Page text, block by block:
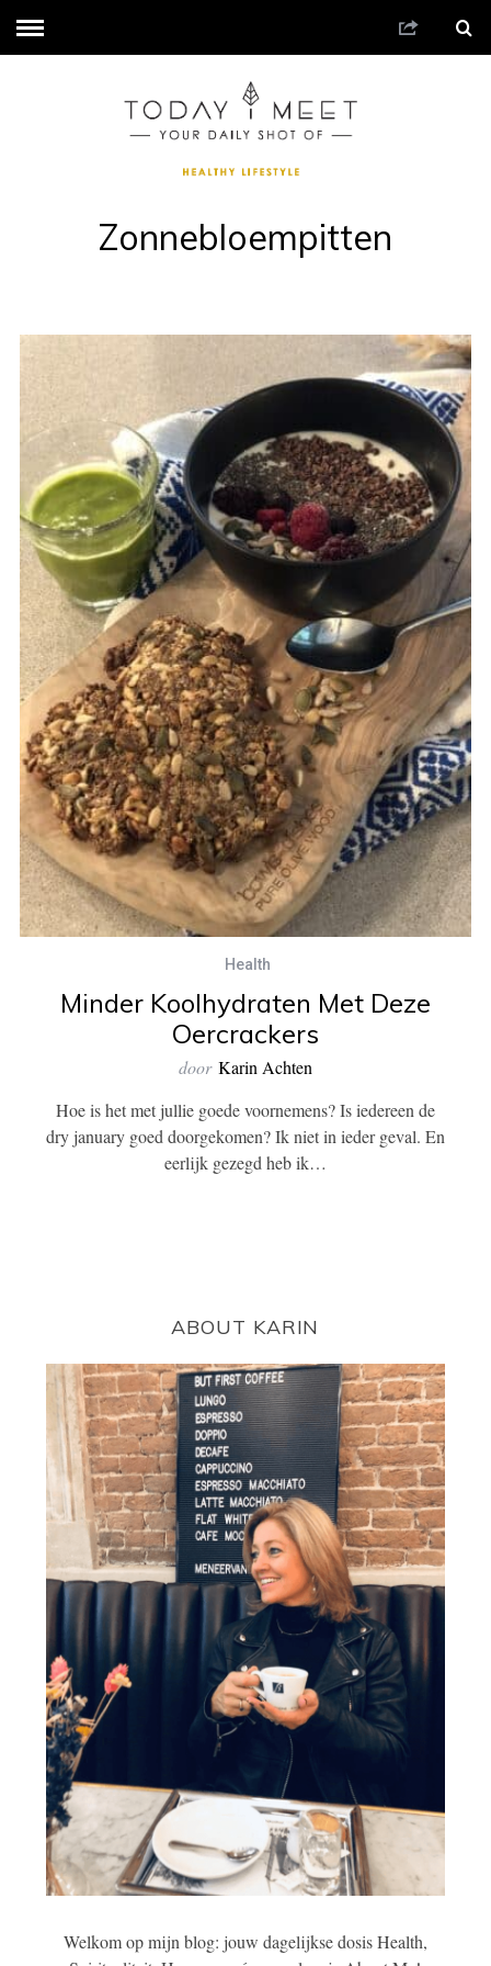
Zonnebloempitten
Health
Minder Koolhydraten Met Deze
Oercrackers
door Karin Achten
Hoe is het met jullie goede voornemens? Is iedereen de
dry january goed doorgekomen? Ik niet in ieder geval. En
eerlijk gezegd heb ik…
ABOUT KARIN
Welkom op mijn blog: jouw dagelijkse dosis Health,